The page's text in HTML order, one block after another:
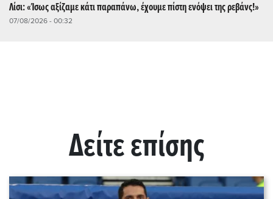
Λίσι: «Ίσως αξίζαμε κάτι παραπάνω, έχουμε πίστη ενόψει της ρεβάνς!»
07/08/2026 - 00:32
Δείτε επίσης